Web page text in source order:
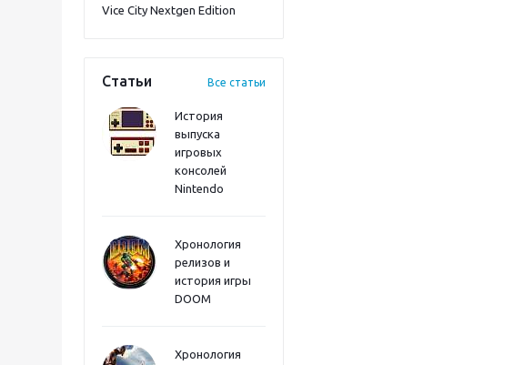
Vice City Nextgen Edition
Статьи Все статьи
История
выпуска
игровых
консолей
Nintendo
Хронология
релизов и
история игры
DOOM
Хронология
Onimusha: Way of the
Sword PS5